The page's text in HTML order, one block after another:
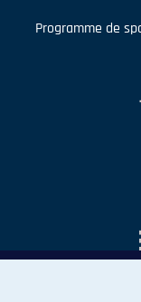
Programme de